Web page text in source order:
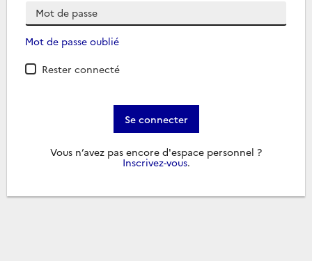
Mot de passe oublié
Rester connecté
Se connecter
Vous n’avez pas encore d'espace personnel ?
Inscrivez-vous.